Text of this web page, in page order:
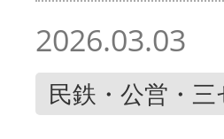
2026.03.03
民鉄・公営・三